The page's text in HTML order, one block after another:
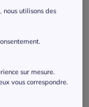
, nous utilisons des
sur mesure.
vous correspondre.